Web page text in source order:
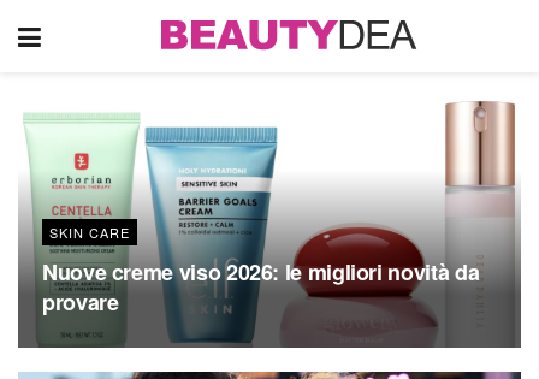
SKIN CARE
Nuove creme viso 2026: le migliori novità da
provare